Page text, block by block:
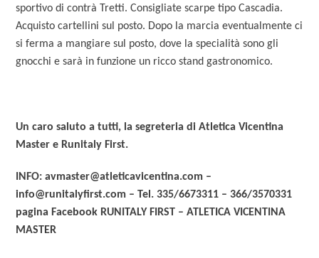
sportivo di contrà Tretti. Consigliate scarpe tipo Cascadia.
Acquisto cartellini sul posto. Dopo la marcia eventualmente ci
si ferma a mangiare sul posto, dove la specialità sono gli
gnocchi e sarà in funzione un ricco stand gastronomico.
Un caro saluto a tutti, la segreteria di Atletica Vicentina
Master e Runitaly First.
INFO: avmaster@atleticavicentina.com –
info@runitalyfirst.com – Tel. 335/6673311 – 366/3570331
pagina Facebook RUNITALY FIRST – ATLETICA VICENTINA
MASTER